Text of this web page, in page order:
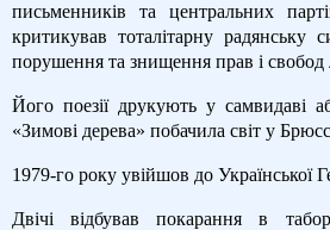
письменників та центральних
критикував тоталітарну радянську
порушення та знищення прав і
Його поезії друкують у самвидаві
«Зимові дерева» побачила світ у
1979-го року увійшов до Української
Двічі відбував покарання в